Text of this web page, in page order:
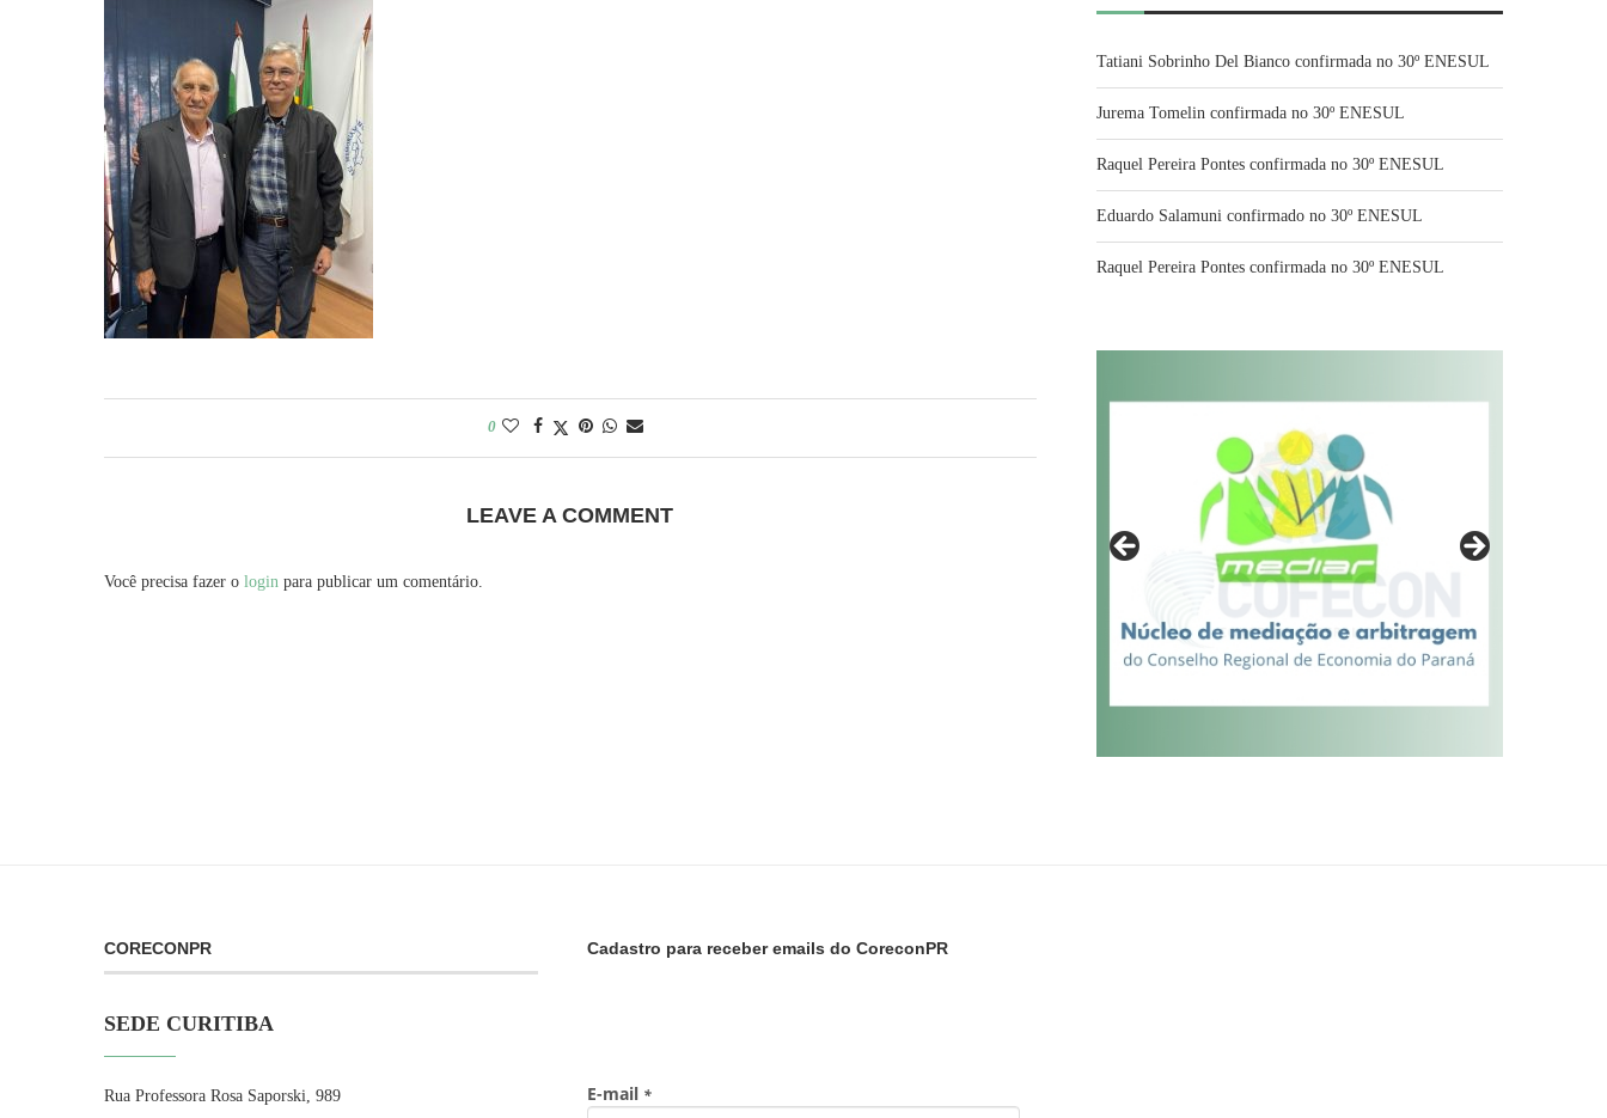
0
LEAVE A COMMENT
Você precisa fazer o login para publicar um comentário.
Tatiani Sobrinho Del Bianco confirmada no 30º ENESUL
Jurema Tomelin confirmada no 30º ENESUL
Raquel Pereira Pontes confirmada no 30º ENESUL
Eduardo Salamuni confirmado no 30º ENESUL
Raquel Pereira Pontes confirmada no 30º ENESUL
CORECONPR
SEDE CURITIBA
Rua Professora Rosa Saporski, 989
Cadastro para receber emails do CoreconPR